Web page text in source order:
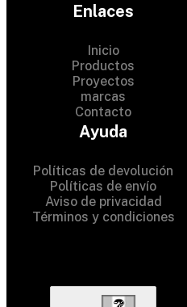
Enlaces
Inicio
Productos
Proyectos
marcas
Contacto
Ayuda
Políticas de devolución
Políticas de envío
Aviso de privacidad
Términos y condiciones